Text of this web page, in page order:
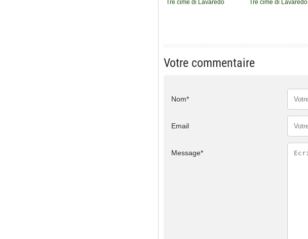
Tre cime di Lavaredo Tre cime di Lavaredo
Votre commentaire
Nom*
Email
Message*